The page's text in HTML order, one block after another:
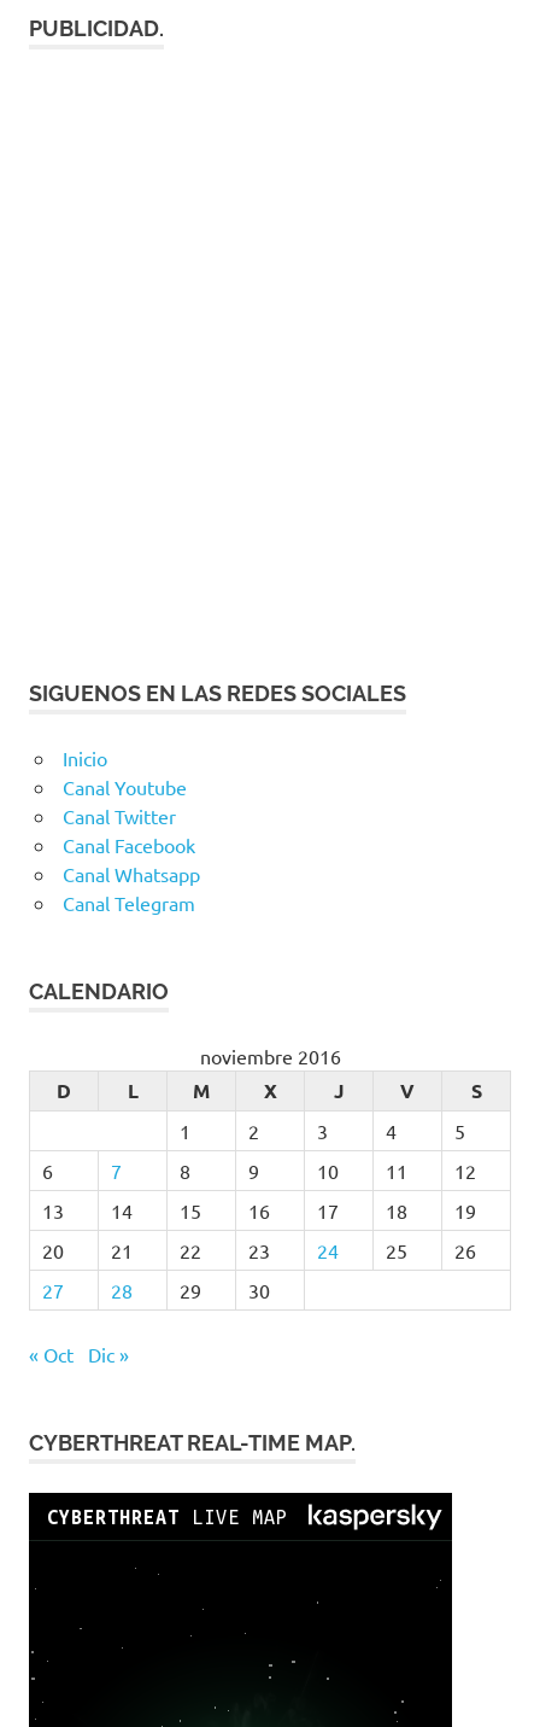
PUBLICIDAD.
SIGUENOS EN LAS REDES SOCIALES
Inicio
Canal Youtube
Canal Twitter
Canal Facebook
Canal Whatsapp
Canal Telegram
CALENDARIO
noviembre 2016
D L M X J V S
1 2 3 4
5
6
7 8 9 10 11
12
13
14 15 16 17 18
19
20
21 22 23 24 25
26
27
28 29 30
« Oct Dic »
CYBERTHREAT REAL-TIME MAP.